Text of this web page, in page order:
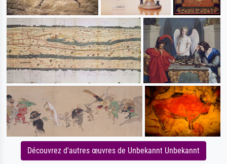
Découvrez d'autres œuvres de Unbekannt Unbekannt